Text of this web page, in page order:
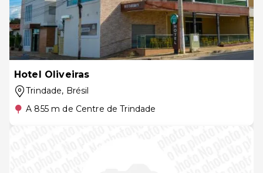
Hotel Oliveiras
Trindade, Brésil
A 855 m de Centre de Trindade